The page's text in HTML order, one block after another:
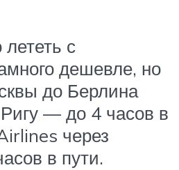
с
дешевле, но
до Берлина
— до 4 часов в
через
в пути.